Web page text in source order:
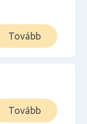
Tovább
Tovább